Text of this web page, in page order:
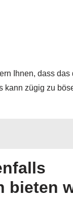
Ihnen, dass das
kann zügig zu
bieten